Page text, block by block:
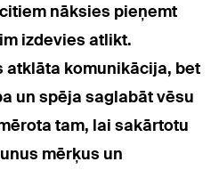
nāksies pieņemt
izdevies atlikt.
atklāta komunikācija, bet
un spēja saglabāt vēsu
tam, lai sakārtotu
mērķus un